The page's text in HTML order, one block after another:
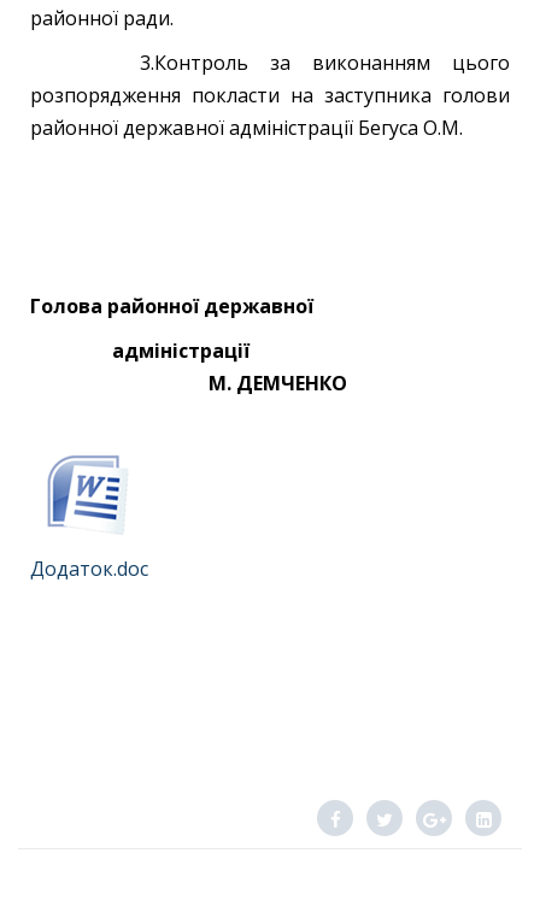
районної ради.
3.Контроль за виконанням цього
розпорядження покласти на заступника голови
районної державної адміністрації Бегуса О.М.
Голова районної державної
адміністрації
М. ДЕМЧЕНКО
Додаток.doc